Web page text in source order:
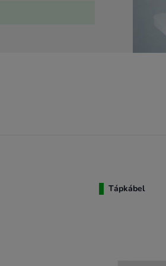
"Kiviteli eszközök"
Tápkábel